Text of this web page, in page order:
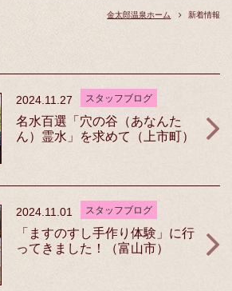
金太郎温泉ホーム 新着情報
2024.11.27 スタッフブログ
名水百選「穴の谷（あなんた
ん）霊水」を求めて（上市町）
2024.11.01 スタッフブログ
「ますのすし手作り体験」に行
ってきました！（富山市）